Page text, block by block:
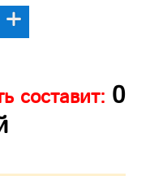
+
составит: 0